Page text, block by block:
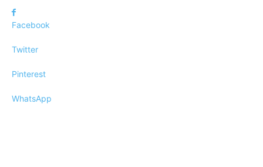
Facebook
Twitter
Pinterest
WhatsApp